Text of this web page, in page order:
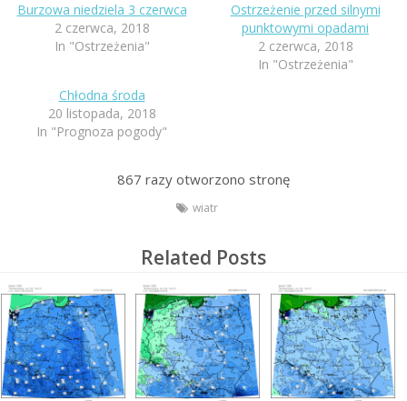
Burzowa niedziela 3 czerwca
2 czerwca, 2018
In "Ostrzeżenia"
Ostrzeżenie przed silnymi
punktowymi opadami
2 czerwca, 2018
In "Ostrzeżenia"
Chłodna środa
20 listopada, 2018
In "Prognoza pogody"
867 razy otworzono stronę
wiatr
Related Posts